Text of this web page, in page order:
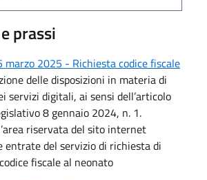
prassi
marzo 2025 - Richiesta codice fiscale
delle disposizioni in materia di
servizi digitali, ai sensi dell’articolo
8 gennaio 2024, n. 1.
riservata del sito internet
entrate del servizio di richiesta di
fiscale al neonato